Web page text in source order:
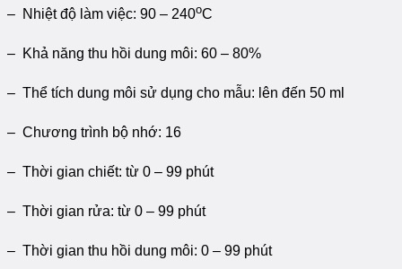
– Nhiệt độ làm việc: 90 – 240oC
– Khả năng thu hồi dung môi: 60 – 80%
– Thể tích dung môi sử dụng cho mẫu: lên đến 50 ml
– Chương trình bộ nhớ: 16
– Thời gian chiết: từ 0 – 99 phút
– Thời gian rửa: từ 0 – 99 phút
– Thời gian thu hồi dung môi: 0 – 99 phút